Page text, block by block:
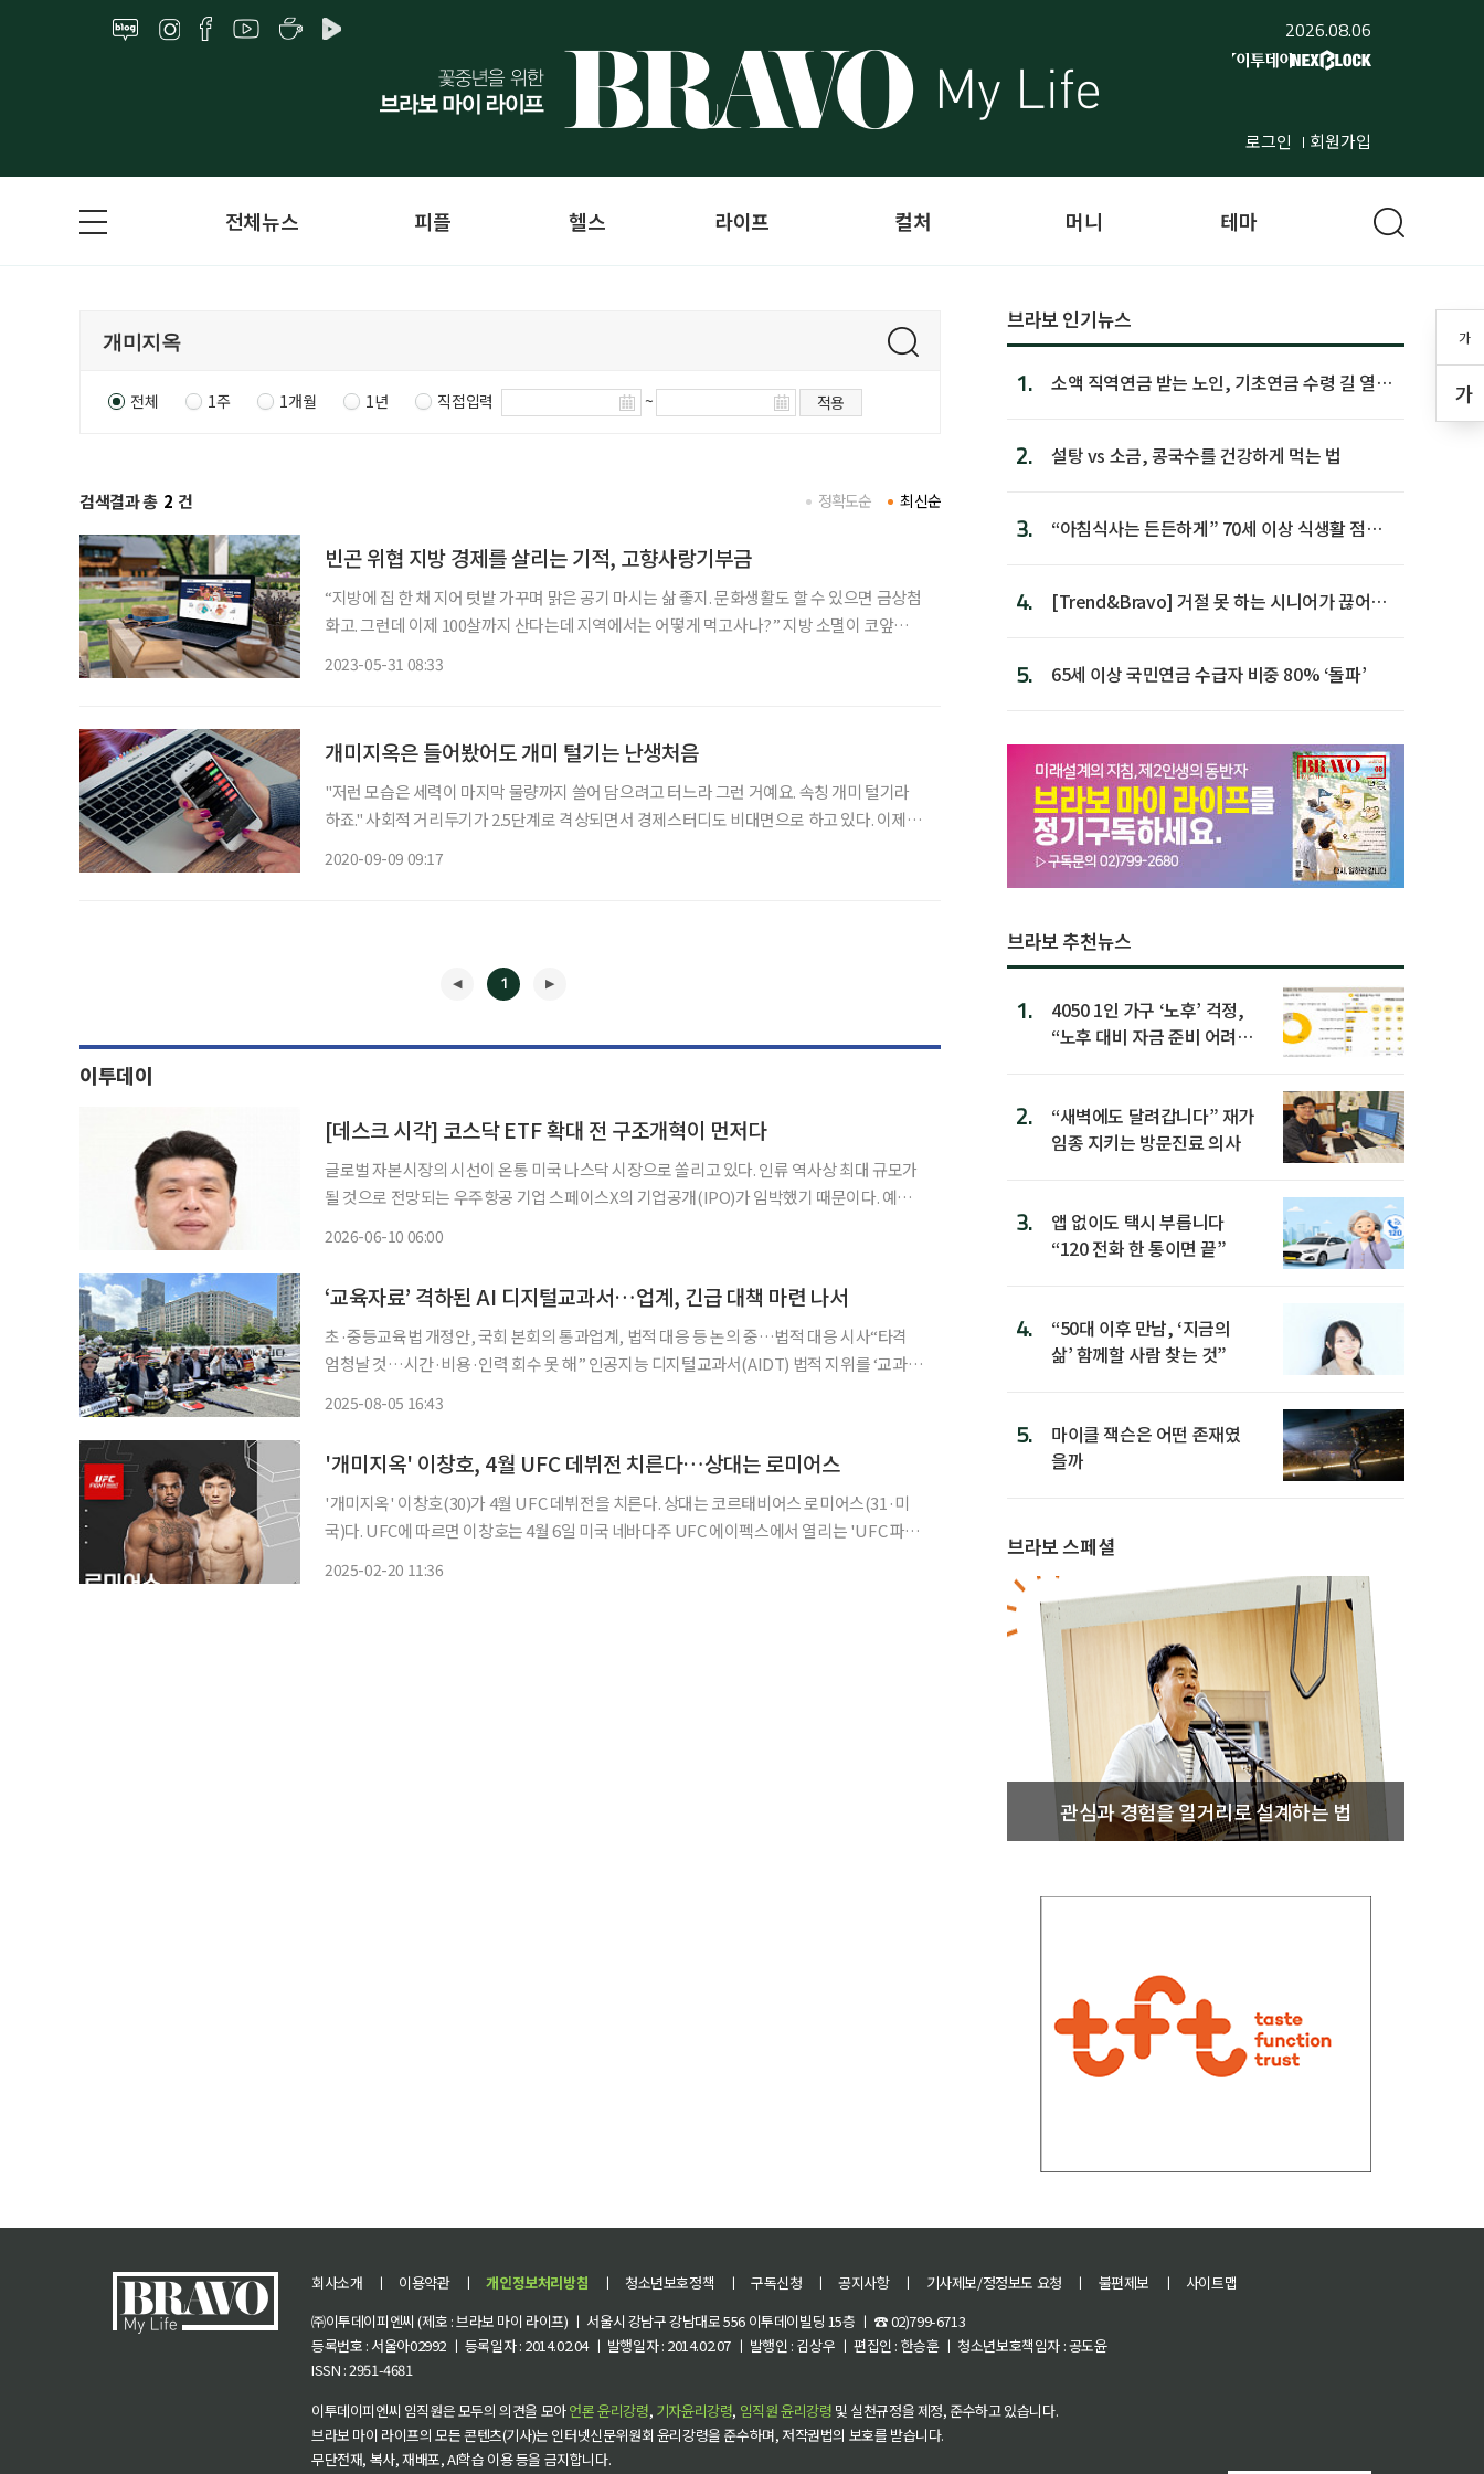
2026.08.06
로그인 회원가입
가
가
전체뉴스 피플 헬스 라이프 컬처 머니 테마
전체 1주 1개월 1년 직접입력 ~ 적용
검색결과 총 2 건 최신순
정확도순
빈곤 위협 지방 경제를 살리는 기적, 고향사랑기부금
“지방에 집 한 채 지어 텃밭 가꾸며 맑은 공기 마시는 삶 좋지. 문화생활도 할 수 있으면 금상첨
화고. 그런데 이제 100살까지 산다는데 지역에서는 어떻게 먹고사나?” 지방 소멸이 코앞인
2023-05-31 08:33
개미지옥은 들어봤어도 개미 털기는 난생처음
"저런 모습은 세력이 마지막 물량까지 쓸어 담으려고 터느라 그런 거예요. 속칭 개미 털기라
하죠." 사회적 거리두기가 2.5단계로 격상되면서 경제스터디도 비대면으로 하고 있다. 이제
2020-09-09 09:17
1
이투데이
[데스크 시각] 코스닥 ETF 확대 전 구조개혁이 먼저다
글로벌 자본시장의 시선이 온통 미국 나스닥 시장으로 쏠리고 있다. 인류 역사상 최대 규모가
될 것으로 전망되는 우주항공 기업 스페이스X의 기업공개(IPO)가 임박했기 때문이다. 예상
2026-06-10 06:00
‘교육자료’ 격하된 AI 디지털교과서…업계, 긴급 대책 마련 나서
초·중등교육법 개정안, 국회 본회의 통과업계, 법적 대응 등 논의 중…법적 대응 시사“타격
엄청날 것…시간·비용·인력 회수 못 해” 인공지능 디지털교과서(AIDT) 법적 지위를 ‘교과
2025-08-05 16:43
'개미지옥' 이창호, 4월 UFC 데뷔전 치른다…상대는 로미어스
'개미지옥' 이창호(30)가 4월 UFC 데뷔전을 치른다. 상대는 코르태비어스 로미어스(31·미
국)다. UFC에 따르면 이창호는 4월 6일 미국 네바다주 UFC 에이펙스에서 열리는 'UFC 파이
2025-02-20 11:36
브라보 인기뉴스
1.
소액 직역연금 받는 노인, 기초연금 수령 길 열린
2. 설탕 vs 소금, 콩국수를 건강하게 먹는 법
3.
“아침식사는 든든하게” 70세 이상 식생활 점수
4.
[Trend&Bravo] 거절 못 하는 시니어가 끊어야
5. 65세 이상 국민연금 수급자 비중 80% ‘돌파’
브라보 추천뉴스
1.
4050 1인 가구 ‘노후’ 걱정,
“노후 대비 자금 준비 어려
2.
“새벽에도 달려갑니다” 재가
임종 지키는 방문진료 의사
3.
앱 없이도 택시 부릅니다
“120 전화 한 통이면 끝”
4.
“50대 이후 만남, ‘지금의
삶’ 함께할 사람 찾는 것”
5.
마이클 잭슨은 어떤 존재였
을까
브라보 스페셜
관심과 경험을 일거리로 설계하는 법
회사소개 ㅣ 이용약관 ㅣ 개인정보처리방침 ㅣ 청소년보호정책 ㅣ 구독신청 ㅣ 공지사항 ㅣ 기사제보/정정보도 요청 ㅣ 불편제보 ㅣ
사이트맵
㈜이투데이피엔씨 (제호 : 브라보 마이 라이프) ㅣ 서울시 강남구 강남대로 556 이투데이빌딩 15층 ㅣ ☎ 02)799-6713
등록번호 : 서울아02992 ㅣ 등록일자 : 2014.02.04 ㅣ 발행일자 : 2014.02.07 ㅣ 발행인 : 김상우 ㅣ 편집인 : 한승훈 ㅣ 청소년보호책임자 : 공도윤
ISSN : 2951-4681
이투데이피엔씨 임직원은 모두의 의견을 모아언론 윤리강령, 기자윤리강령, 임직원 윤리강령 및 실천규정을 제정, 준수하고 있습니다.
브라보 마이 라이프의 모든 콘텐츠(기사)는 인터넷신문위원회 윤리강령을 준수하며, 저작권법의 보호를 받습니다.
무단전재, 복사, 재배포, AI학습 이용 등을 금지합니다.